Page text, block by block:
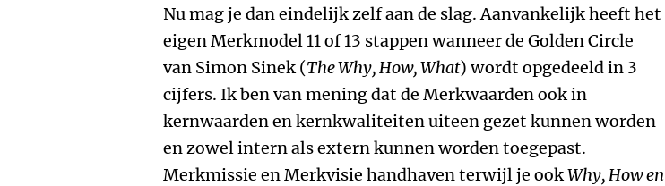
Nu mag je dan eindelijk zelf aan de slag. Aanvankelijk heeft het
eigen Merkmodel 11 of 13 stappen wanneer de Golden Circle
van Simon Sinek (The Why, How, What) wordt opgedeeld in 3
cijfers. Ik ben van mening dat de Merkwaarden ook in
kernwaarden en kernkwaliteiten uiteen gezet kunnen worden
en zowel intern als extern kunnen worden toegepast.
Merkmissie en Merkvisie handhaven terwijl je ookWhy, How en